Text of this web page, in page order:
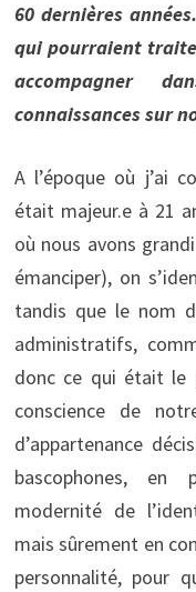
60 dernières
qui pourraient
accompagner
connaissances sur
A l’époque où j’ai
était majeur.e à 21
où nous avons
émanciper), on
tandis que le nom
administratifs,
donc ce qui était le
conscience de
d’appartenance
bascophones, en
modernité de
mais sûrement en
personnalité, pour